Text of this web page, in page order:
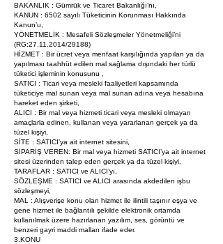
BAKANLIK : Gümrük ve Ticaret Bakanlığı’nı,
KANUN : 6502 sayılı Tüketicinin Korunması Hakkında
Kanun’u,
YÖNETMELİK : Mesafeli Sözleşmeler Yönetmeliği’ni
(RG:27.11.2014/29188)
HİZMET : Bir ücret veya menfaat karşılığında yapılan ya da
yapılması taahhüt edilen mal sağlama dışındaki her türlü
tüketici işleminin konusunu ,
SATICI : Ticari veya mesleki faaliyetleri kapsamında
tüketiciye mal sunan veya mal sunan adına veya hesabına
hareket eden şirketi,
ALICI : Bir mal veya hizmeti ticari veya mesleki olmayan
amaçlarla edinen, kullanan veya yararlanan gerçek ya da
tüzel kişiyi,
SİTE : SATICI’ya ait internet sitesini,
SİPARİŞ VEREN: Bir mal veya hizmeti SATICI’ya ait internet
sitesi üzerinden talep eden gerçek ya da tüzel kişiyi,
TARAFLAR : SATICI ve ALICI’yı,
SÖZLEŞME : SATICI ve ALICI arasında akdedilen işbu
sözleşmeyi,
MAL : Alışverişe konu olan hizmet ile ilintili taşınır eşya ve
gene hizmet ile bağlantılı şekilde elektronik ortamda
kullanılmak üzere hazırlanan yazılım, ses, görüntü ve
benzeri gayri maddi malları ifade eder.
3.KONU